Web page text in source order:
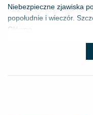
Niebezpieczne zjawiska
popołudnie i wieczór.
Główne ...